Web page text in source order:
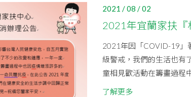
2021 / 08 / 02
2021年宜蘭家扶『
2021年因「COVID-19」
級警戒，我們的生活也有
童相見歡活動在籌畫過程
了解更多